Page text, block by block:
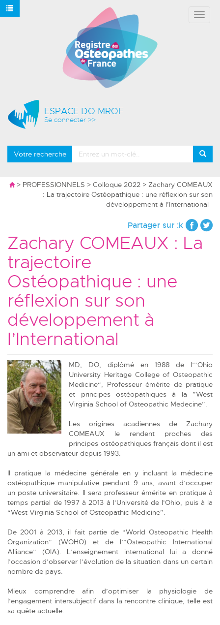
ESPACE DO MROF
Se connecter >>
Votre recherche
> PROFESSIONNELS > Colloque 2022 > Zachary COMEAUX
: La trajectoire Ostéopathique : une réflexion sur son
développement à l’International
Partager sur :k
Zachary COMEAUX : La
trajectoire
Ostéopathique : une
réflexion sur son
développement à
l’International
MD, DO, diplômé en 1988 de l’”Ohio
University Heritage College of Osteopathic
Medicine“, Professeur émérite de pratique
et principes ostéopathiques à la ”West
Virginia School of Osteopathic Medecine”.
Les origines acadiennes de Zachary
COMEAUX le rendent proches des
principes ostéopathiques français dont il est
un ami et observateur depuis 1993.
Il pratique la médecine générale en y incluant la médecine
ostéopathique manipulative pendant 9 ans, avant d’occuper
un poste universitaire. Il sera professeur émérite en pratique à
temps partiel de 1997 à 2013 à l’Université de l’Ohio, puis à la
“West Virginia School of Osteopathic Medicine”.
De 2001 à 2013, il fait partie de “World Osteopathic Health
Organization” (WOHO) et de l’”Osteopathic International
Alliance” (OIA). L’enseignement international lui a donné
l’occasion d’observer l’évolution de la situation dans un certain
nombre de pays.
Mieux comprendre afin d’optimiser la physiologie de
l’engagement intersubjectif dans la rencontre clinique, telle est
sa quête actuelle.